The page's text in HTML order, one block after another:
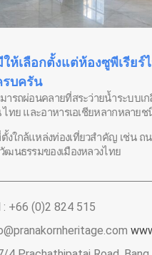
ห้เลือกตั้งแต่ห้องซูพีเรีย
บครัน
ารถผ่อนคลายที่สระว่ายน้ำระบบ
ไทย และอาหารเอเชียหลากหลา
งใกล้แหล่งท่องเที่ยวสำคัญ เช่น
ฒนธรรมของเมืองหลวงไทย
: +66 (0)2 824 515